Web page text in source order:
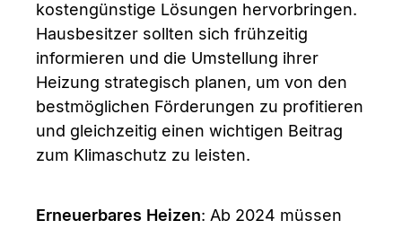
kostengünstige Lösungen hervorbringen.
Hausbesitzer sollten sich frühzeitig
informieren und die Umstellung ihrer
Heizung strategisch planen, um von den
bestmöglichen Förderungen zu profitieren
und gleichzeitig einen wichtigen Beitrag
zum Klimaschutz zu leisten.
Erneuerbares Heizen: Ab 2024 müssen